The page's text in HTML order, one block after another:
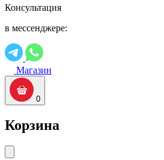
Консультация
в мессенджере:
Магазин
0
Корзина